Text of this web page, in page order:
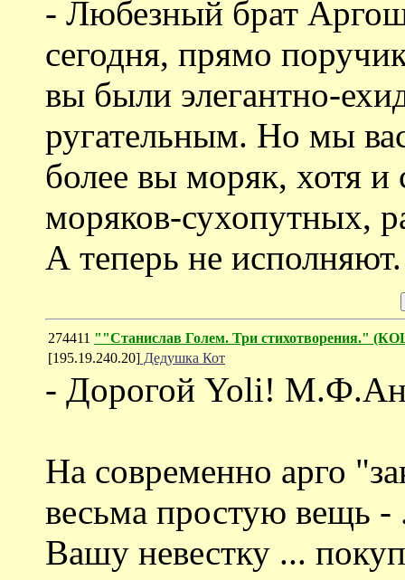
- Любезный брат
сегодня, прямо
вы были элегантно-
ругательным. Но мы
более вы моряк, хотя
моряков-сухопутных,
А теперь не
274411 ""Станислав Голем. Три
[195.19.240.20] Дедушка Кот
- Дорогой Yoli!
На современно арго
весьма простую вещь
Вашу невестку ...